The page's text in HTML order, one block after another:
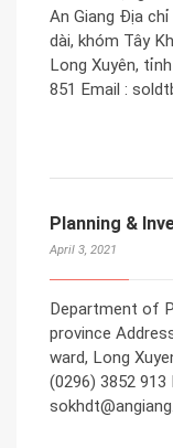
An Giang Địa
dài, khóm Tây
Long Xuyên,
851 Email :
Planning &
April 3, 2021
Department of
province
ward, Long
(0296) 3852 913